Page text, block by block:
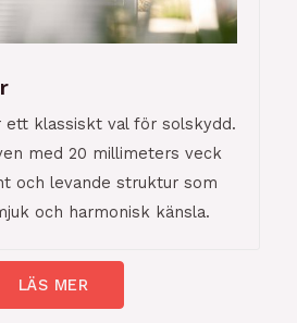
ett klassiskt val för solskydd.
med 20 millimeters veck
och levande struktur som
och harmonisk känsla.
LÄS MER